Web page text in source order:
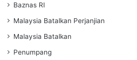
Baznas RI
Malaysia Batalkan Perjanjian
Malaysia Batalkan
Penumpang